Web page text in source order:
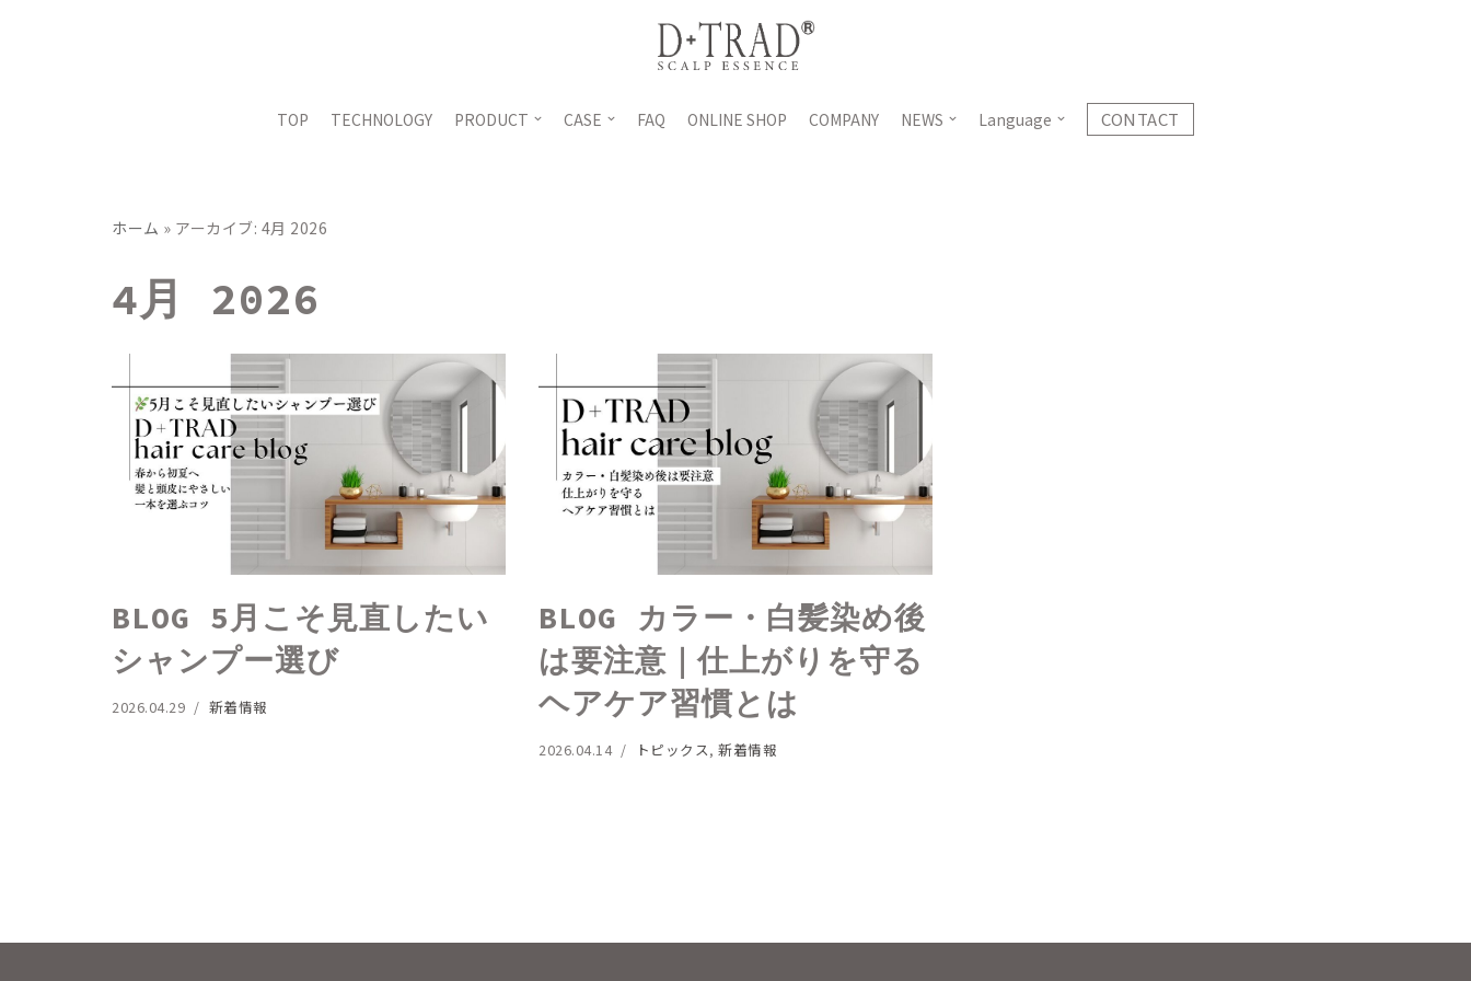
TOP TECHNOLOGY PRODUCT CASE FAQ ONLINE SHOP COMPANY NEWS Language CONTACT
ホーム » アーカイブ: 4月 2026
4月 2026
BLOG 5月こそ見直したい
シャンプー選び
2026.04.29 新着情報
BLOG カラー・白髪染め後
は要注意｜仕上がりを守る
ヘアケア習慣とは
2026.04.14 トピックス, 新着情報